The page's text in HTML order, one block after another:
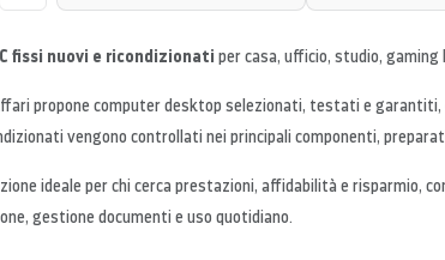
fissi nuovi e ricondizionati per casa, ufficio, studio,
propone computer desktop selezionati, testati e
vengono controllati nei principali componenti,
ideale per chi cerca prestazioni, affidabilità e risparmio,
gestione documenti e uso quotidiano.